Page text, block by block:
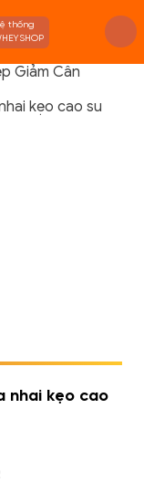
thống
Giảm Cân
kẹo cao su
nhai kẹo cao